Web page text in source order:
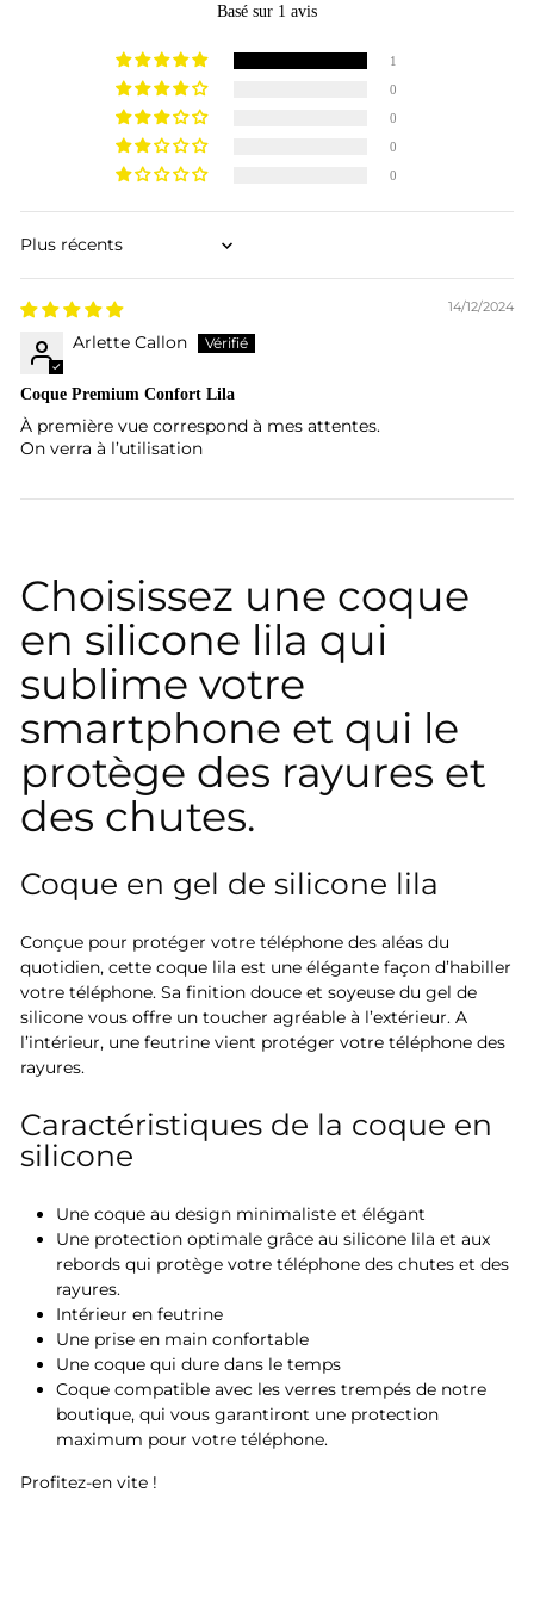
Basé sur 1 avis
1
0
0
0
0
Sort by
14/12/2024
Arlette Callon
Coque Premium Confort Lila
À première vue correspond à mes attentes.
On verra à l’utilisation
Choisissez une coque
en silicone lila qui
sublime votre
smartphone et qui le
protège des rayures et
des chutes.
Coque en gel de silicone lila
Conçue pour protéger votre téléphone des aléas du
quotidien, cette coque lila est une élégante façon d’habiller
votre téléphone. Sa finition douce et soyeuse du gel de
silicone vous offre un toucher agréable à l’extérieur. A
l’intérieur, une feutrine vient protéger votre téléphone des
rayures.
Caractéristiques de la coque en
silicone
Une coque au design minimaliste et élégant
Une protection optimale grâce au silicone lila et aux
rebords qui protège votre téléphone des chutes et des
rayures.
Intérieur en feutrine
Une prise en main confortable
Une coque qui dure dans le temps
Coque compatible avec les verres trempés de notre
boutique, qui vous garantiront une protection
maximum pour votre téléphone.
Profitez-en vite !